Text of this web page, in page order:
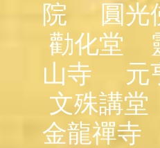
院
圓光
勸化堂
山寺
元
文殊講堂
金龍禪寺